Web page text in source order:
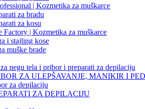
| Kozmetika za muškarce
za bradu
za kosu
Factory | Kozmetika za muškarce
i stajling kose
muške brade
negu tela i pribor i preparati za depilaciju
ZA ULEPŠAVANJE, MANIKIR I
za depilaciju
ZA DEPILACIJU